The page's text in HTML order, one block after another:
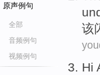
原声例句
全部
音频例句
视频例句
该
Hi